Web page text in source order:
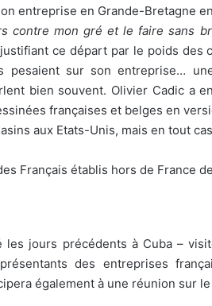
entreprise en Grande-Bretagne
contre mon gré et le faire sans
ce départ par le poids des
pesaient sur son entreprise…
bien souvent. Olivier Cadic a
françaises et belges en
aux Etats-Unis, mais en tout
Français établis hors de France
les jours précédents à Cuba –
des entreprises
également à une réunion sur